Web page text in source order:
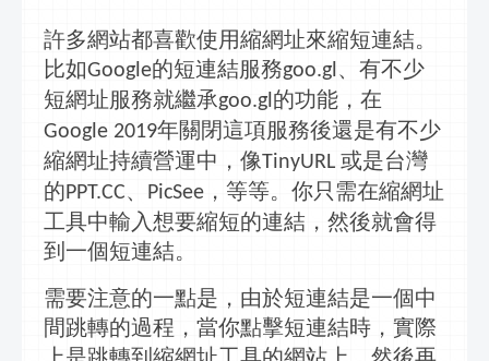
許多網站都喜歡使用縮網址來縮短連結。
比如Google的短連結服務goo.gl 、有不少
短網址服務就繼承goo.gl 的功能，在
Google 2019年關閉這項服務後還是有不少
縮網址持續營運中，像TinyURL 或是台灣
的 PPT.CC、 PicSee ，等等。你只需在縮網址
工具中輸入想要縮短的連結，然後就會得
到一個短連結。
需要注意的一點是，由於短連結是一個中
間跳轉的過程，當你點擊短連結時，實際